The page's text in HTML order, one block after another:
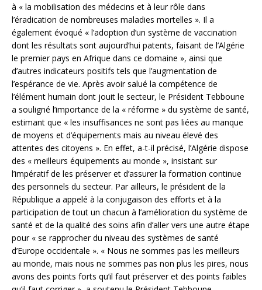
à « la mobilisation des médecins et à leur rôle dans
l’éradication de nombreuses maladies mortelles ». Il a
également évoqué « l’adoption d’un système de vaccination
dont les résultats sont aujourd’hui patents, faisant de l’Algérie
le premier pays en Afrique dans ce domaine », ainsi que
d’autres indicateurs positifs tels que l’augmentation de
l’espérance de vie. Après avoir salué la compétence de
l’élément humain dont jouit le secteur, le Président Tebboune
a souligné l’importance de la « réforme » du système de santé,
estimant que « les insuffisances ne sont pas liées au manque
de moyens et d’équipements mais au niveau élevé des
attentes des citoyens ». En effet, a-t-il précisé, l’Algérie dispose
des « meilleurs équipements au monde », insistant sur
l’impératif de les préserver et d’assurer la formation continue
des personnels du secteur. Par ailleurs, le président de la
République a appelé à la conjugaison des efforts et à la
participation de tout un chacun à l’amélioration du système de
santé et de la qualité des soins afin d’aller vers une autre étape
pour « se rapprocher du niveau des systèmes de santé
d’Europe occidentale ». « Nous ne sommes pas les meilleurs
au monde, mais nous ne sommes pas non plus les pires, nous
avons des points forts qu’il faut préserver et des points faibles